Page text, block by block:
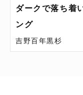
ダークで落ち着
ング
吉野百年黒杉